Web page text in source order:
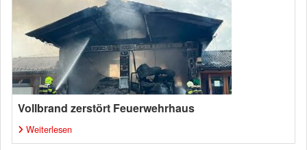
Vollbrand zerstört Feuerwehrhaus
Weiterlesen